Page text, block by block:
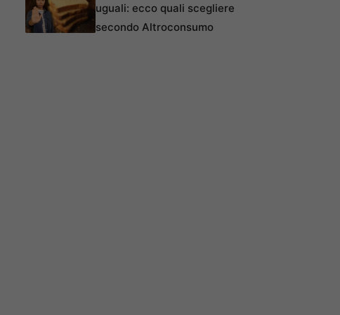
uguali: ecco quali scegliere
secondo Altroconsumo